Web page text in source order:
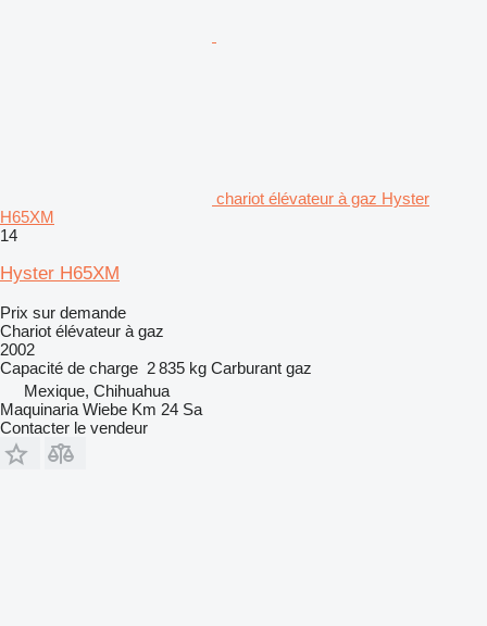
chariot élévateur à gaz Hyster
H65XM
14
Hyster H65XM
Prix sur demande
Chariot élévateur à gaz
2002
Capacité de charge 2 835 kg Carburant gaz
Mexique, Chihuahua
Maquinaria Wiebe Km 24 Sa
Contacter le vendeur